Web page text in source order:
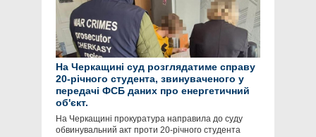
На Черкащині суд розглядатиме справу
20-річного студента, звинуваченого у
передачі ФСБ даних про енергетичний
об'єкт.
На Черкащині прокуратура направила до суду
обвинувальний акт проти 20-річного студента